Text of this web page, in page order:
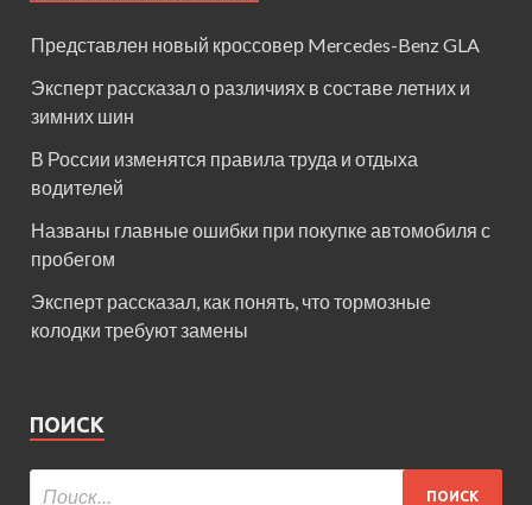
Представлен новый кроссовер Mercedes-Benz GLA
Эксперт рассказал о различиях в составе летних и
зимних шин
В России изменятся правила труда и отдыха
водителей
Названы главные ошибки при покупке автомобиля с
пробегом
Эксперт рассказал, как понять, что тормозные
колодки требуют замены
ПОИСК